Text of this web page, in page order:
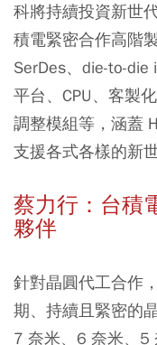
科將持續投資新世
積電緊密合作高階
SerDes、die-to-
平台、CPU、客製
調整模組等，涵蓋
支援各式各樣的新
蔡力行：台積
夥伴
針對晶圓代工合作
期、持續且緊密的
7 奈米、6 奈米、5